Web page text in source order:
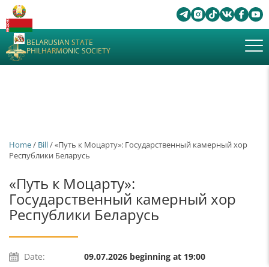
BELARUSIAN STATE
PHILHARMONIC SOCIETY
Home/ Bill/ «Путь к Моцарту»: Государственный камерный хор
Республики Беларусь
«Путь к Моцарту»:
Государственный камерный хор
Республики Беларусь
Date:
09.07.2026 beginning at 19:00